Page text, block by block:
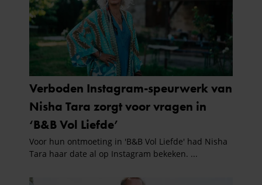
gaat akkoord met onze cookies als u onze website blijft
gebruiken.